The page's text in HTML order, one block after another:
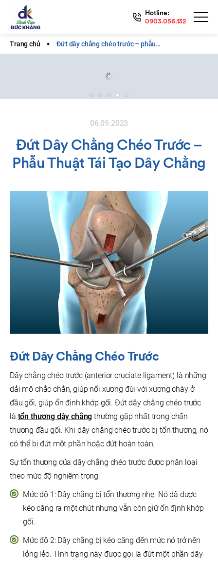
Trang chủ Đứt dây chằng chéo trước – phẫu…
Hotline:
0903.056.132
06.09.2023
Đứt Dây Chằng Chéo Trước –
Phẫu Thuật Tái Tạo Dây Chằng
Đứt Dây Chằng Chéo Trước
Dây chằng chéo trước (anterior cruciate ligament) là những
dải mô chắc chắn, giúp nối xương đùi với xương chày ở
đầu gối, giúp ổn định khớp gối. Đứt dây chằng chéo trước
là tổn thương dây chằng thường gặp nhất trong chấn
thương đầu gối. Khi dây chằng chéo trước bị tổn thương, nó
có thể bị đứt một phần hoặc đứt hoàn toàn.
Sự tổn thương của dây chằng chéo trước được phân loại
theo mức độ nghiêm trọng:
Mức độ 1: Dây chằng bị tổn thương nhẹ. Nó đã được
kéo căng ra một chút nhưng vẫn còn giữ ổn định khớp
gối.
Mức độ 2: Dây chằng bị kéo căng đến mức nó trở nên
lỏng lẻo. Tình trạng này được gọi là đứt một phần dây